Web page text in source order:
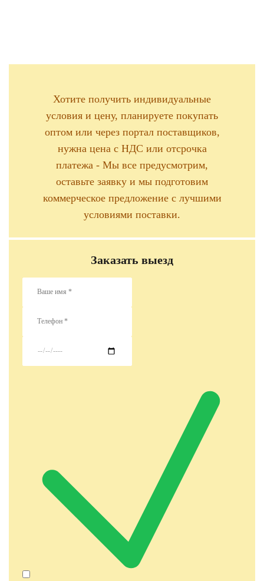
Хотите получить индивидуальные
условия и цену, планируете покупать
оптом или через портал поставщиков,
нужна цена с НДС или отсрочка
платежа - Мы все предусмотрим,
оставьте заявку и мы подготовим
коммерческое предложение с лучшими
условиями поставки.
Заказать выезд